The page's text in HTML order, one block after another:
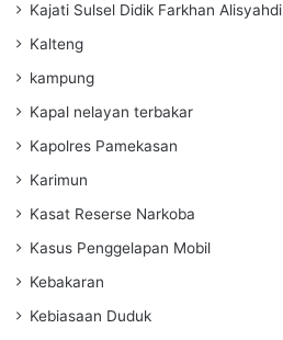
Kajati Sulsel Didik Farkhan Alisyahdi
Kalteng
kampung
Kapal nelayan terbakar
Kapolres Pamekasan
Karimun
Kasat Reserse Narkoba
Kasus Penggelapan Mobil
Kebakaran
Kebiasaan Duduk